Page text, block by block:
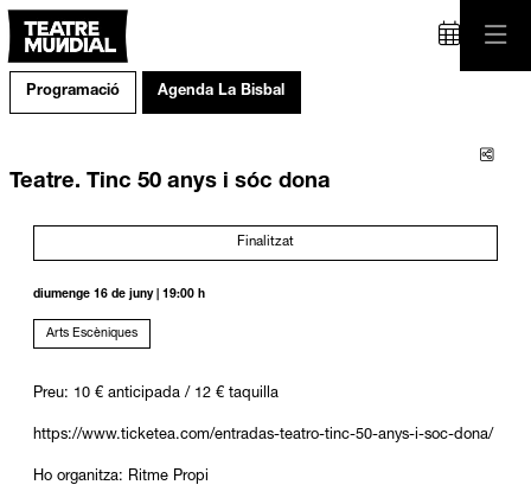
Programació Agenda La Bisbal
Teatre. Tinc 50 anys i sóc dona
Finalitzat
diumenge 16 de juny| 19:00 h
Arts Escèniques
Preu: 10 € anticipada / 12 € taquilla
https://www.ticketea.com/entradas-teatro-tinc-50-anys-i-soc-dona/
Ho organitza: Ritme Propi